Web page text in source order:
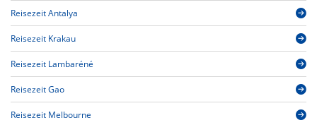
Reisezeit Antalya
Reisezeit Krakau
Reisezeit Lambaréné
Reisezeit Gao
Reisezeit Melbourne